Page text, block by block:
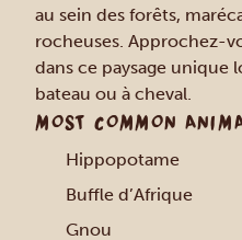
au sein des forêts,
rocheuses. Approchez-
dans ce paysage unique
bateau ou à cheval.
MOST COMMON
Hippopotame
Buffle d’Afrique
Gnou